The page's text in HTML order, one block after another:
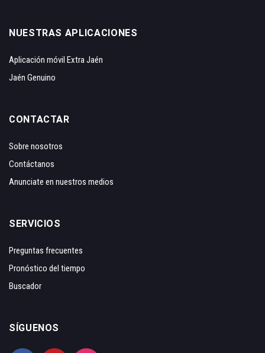
NUESTRAS APLICACIONES
Aplicación móvil Extra Jaén
Jaén Genuino
CONTACTAR
Sobre nosotros
Contáctanos
Anunciate en nuestros medios
SERVICIOS
Preguntas frecuentes
Pronóstico del tiempo
Buscador
SÍGUENOS